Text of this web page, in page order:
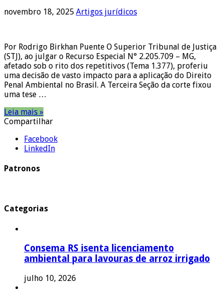
novembro 18, 2025 Artigos jurídicos
Por Rodrigo Birkhan Puente O Superior Tribunal de Justiça
(STJ), ao julgar o Recurso Especial N° 2.205.709 – MG,
afetado sob o rito dos repetitivos (Tema 1.377), proferiu
uma decisão de vasto impacto para a aplicação do Direito
Penal Ambiental no Brasil. A Terceira Seção da corte fixou
uma tese …
Leia mais »
Compartilhar
Facebook
LinkedIn
Patronos
Categorias
Consema RS isenta licenciamento
ambiental para lavouras de arroz irrigado
julho 10, 2026